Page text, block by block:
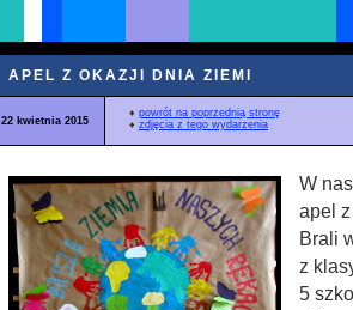
APEL Z OKAZJI DNIA ZIEMI
22 kwietnia 2015
♦ powrót na poprzednią stronę
♦ zdjęcia z tego wydarzenia
W
apel
Brali
z
5